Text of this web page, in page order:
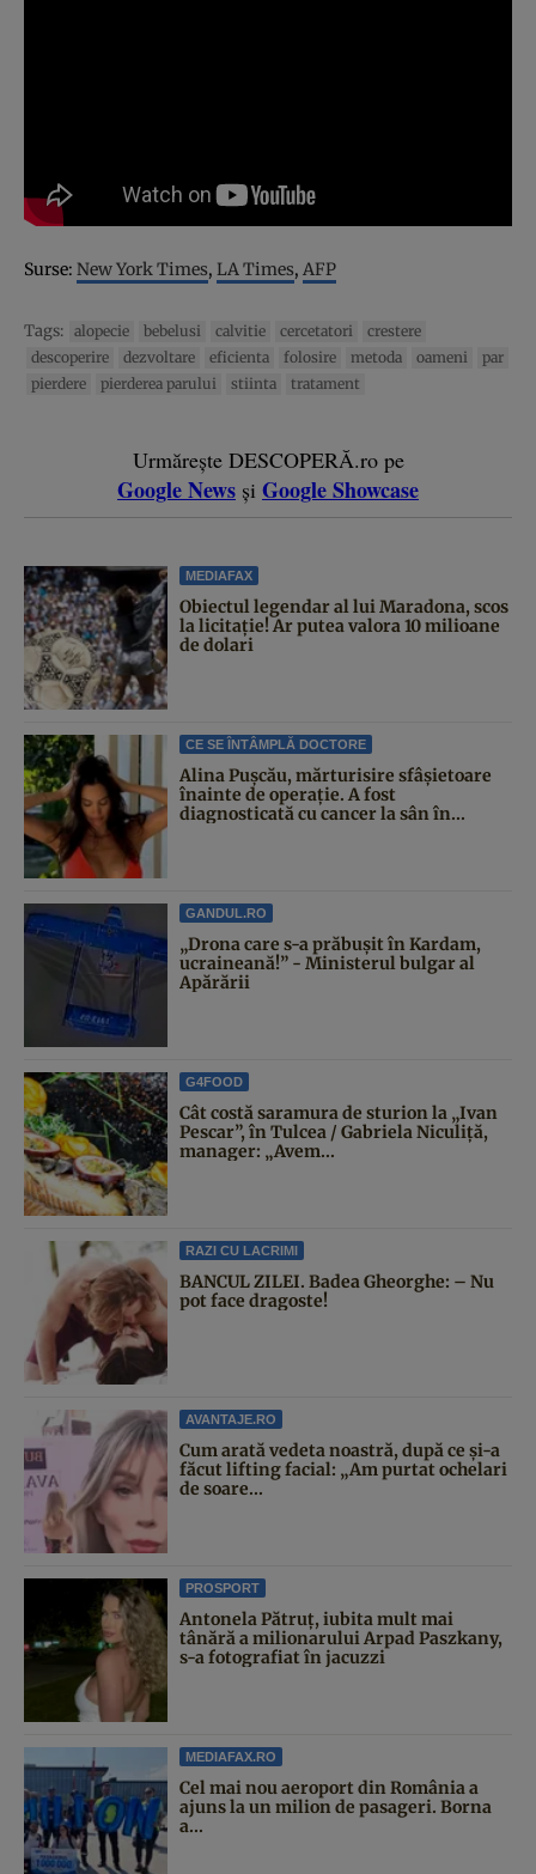
Surse: New York Times, LA Times, AFP
Tags: alopecie bebelusi calvitie cercetatori
crestere
descoperire
dezvoltare eficienta folosire metoda oameni
par
pierdere
pierderea parului stiinta tratament
Urmărește DESCOPERĂ.ro pe
Google News și Google Showcase
MEDIAFAX
Obiectul legendar al lui Maradona, scos
la licitație! Ar putea valora 10 milioane
de dolari
CE SE ÎNTÂMPLĂ DOCTORE
Alina Pușcău, mărturisire sfâșietoare
înainte de operație. A fost
diagnosticată cu cancer la sân în...
GANDUL.RO
„Drona care s-a prăbușit în Kardam,
ucraineană!” - Ministerul bulgar al
Apărării
G4FOOD
Cât costă saramura de sturion la „Ivan
Pescar”, în Tulcea / Gabriela Niculiță,
manager: „Avem...
RAZI CU LACRIMI
BANCUL ZILEI. Badea Gheorghe: – Nu
pot face dragoste!
AVANTAJE.RO
Cum arată vedeta noastră, după ce și-a
făcut lifting facial: „Am purtat ochelari
de soare...
PROSPORT
Antonela Pătruț, iubita mult mai
tânără a milionarului Arpad Paszkany,
s-a fotografiat în jacuzzi
MEDIAFAX.RO
Cel mai nou aeroport din România a
ajuns la un milion de pasageri. Borna
a...